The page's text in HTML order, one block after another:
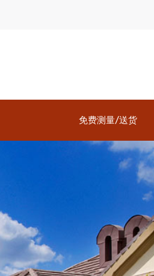
免费测量/送货